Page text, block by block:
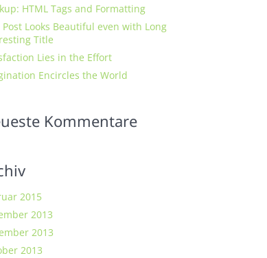
HTML Tags and Formatting
Post Looks Beautiful even with Long
Title
Lies in the Effort
Encircles the World
Kommentare
2015
2013
2013
2013